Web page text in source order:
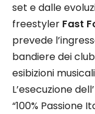
set e dalle
freestyler Fast
prevede
bandiere dei
esibizioni
L’esecuzione
“100% Passione